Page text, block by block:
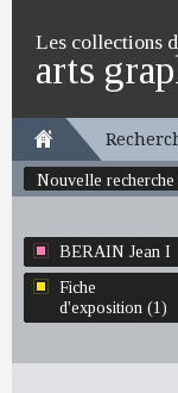
Les collections
arts
Nouvelle recherche
BERAIN Jean I
Fiche
d'exposition (1)